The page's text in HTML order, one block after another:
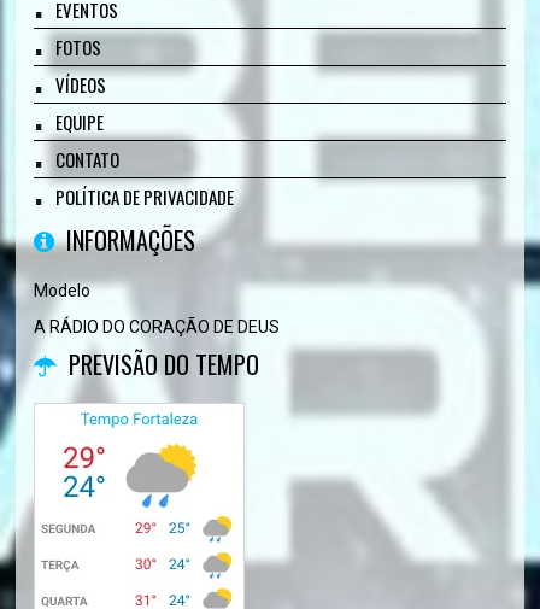
EVENTOS
FOTOS
VÍDEOS
EQUIPE
CONTATO
POLÍTICA DE PRIVACIDADE
INFORMAÇÕES
Modelo
A RÁDIO DO CORAÇÃO DE DEUS
PREVISÃO DO TEMPO